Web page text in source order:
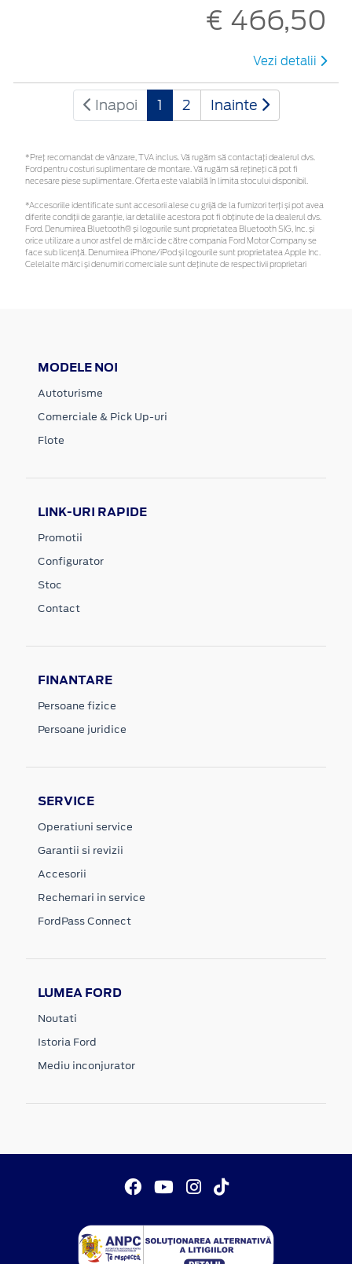
€ 466,50
Vezi detalii
Inapoi 1 2 Inainte
*Preţ recomandat de vânzare, TVA inclus. Vă rugăm să contactaţi dealerul dvs.
Ford pentru costuri suplimentare de montare. Vă rugăm să rețineți că pot fi
necesare piese suplimentare. Oferta este valabilă în limita stocului disponibil.
*Accesoriile identificate sunt accesorii alese cu grijă de la furnizori terți și pot avea
diferite condiții de garanție, iar detaliile acestora pot fi obținute de la dealerul dvs.
Ford. Denumirea Bluetooth® și logourile sunt proprietatea Bluetooth SIG, Inc. și
orice utilizare a unor astfel de mărci de către compania Ford Motor Company se
face sub licență. Denumirea iPhone/iPod și logourile sunt proprietatea Apple Inc.
Celelalte mărci și denumiri comerciale sunt deținute de respectivii proprietari
MODELE NOI
Autoturisme
Comerciale & Pick Up-uri
Flote
LINK-URI RAPIDE
Promotii
Configurator
Stoc
Contact
FINANTARE
Persoane fizice
Persoane juridice
SERVICE
Operatiuni service
Garantii si revizii
Accesorii
Rechemari in service
FordPass Connect
LUMEA FORD
Noutati
Istoria Ford
Mediu inconjurator